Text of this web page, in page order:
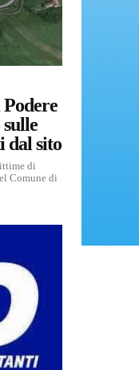
sulle
dal sito
di
Comune di